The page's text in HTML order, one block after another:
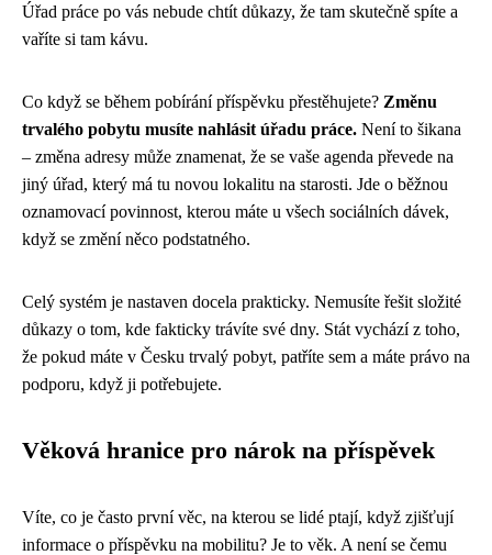
Úřad práce po vás nebude chtít důkazy, že tam skutečně spíte a
vaříte si tam kávu.
Co když se během pobírání příspěvku přestěhujete? Změnu
trvalého pobytu musíte nahlásit úřadu práce. Není to šikana
– změna adresy může znamenat, že se vaše agenda převede na
jiný úřad, který má tu novou lokalitu na starosti. Jde o běžnou
oznamovací povinnost, kterou máte u všech sociálních dávek,
když se změní něco podstatného.
Celý systém je nastaven docela prakticky. Nemusíte řešit složité
důkazy o tom, kde fakticky trávíte své dny. Stát vychází z toho,
že pokud máte v Česku trvalý pobyt, patříte sem a máte právo na
podporu, když ji potřebujete.
Věková hranice pro nárok na příspěvek
Víte, co je často první věc, na kterou se lidé ptají, když zjišťují
informace o příspěvku na mobilitu? Je to věk. A není se čemu